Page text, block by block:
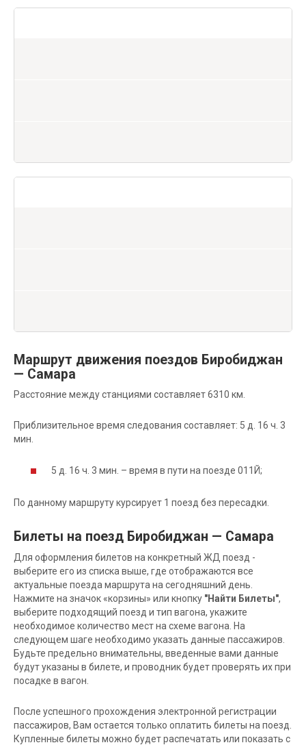
Маршрут движения поездов Биробиджан
— Самара
Расстояние между станциями составляет 6310 км.
Приблизительное время следования составляет: 5 д. 16 ч. 3
мин.
5 д. 16 ч. 3 мин. – время в пути на поезде 011Й;
По данному маршруту курсирует 1 поезд без пересадки.
Билеты на поезд Биробиджан — Самара
Для оформления билетов на конкретный ЖД поезд -
выберите его из списка выше, где отображаются все
актуальные поезда маршрута на сегодняшний день.
Нажмите на значок «корзины» или кнопку "Найти Билеты",
выберите подходящий поезд и тип вагона, укажите
необходимое количество мест на схеме вагона. На
следующем шаге необходимо указать данные пассажиров.
Будьте предельно внимательны, введенные вами данные
будут указаны в билете, и проводник будет проверять их при
посадке в вагон.
После успешного прохождения электронной регистрации
пассажиров, Вам остается только оплатить билеты на поезд.
Купленные билеты можно будет распечатать или показать с